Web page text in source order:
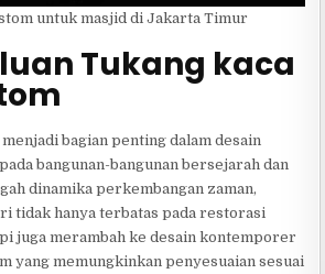
untuk masjid di Jakarta Timur
Tukang kaca
bagian penting dalam desain
bangunan-bangunan bersejarah dan
dinamika perkembangan zaman,
tidak hanya terbatas pada restorasi
juga merambah ke desain kontemporer
yang memungkinkan penyesuaian sesuai